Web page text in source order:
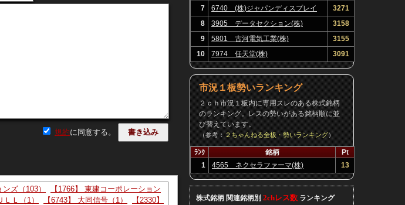
規約に同意する。
ズ（103）
【1766】 東建コーポレーション
ＬＬ（1） 【6743】 大同信号（1）
【2330】
7
6740 (株)ジャパンディスプレイ
3271
8
3905 データセクション(株)
3158
9
5801 古河電気工業(株)
3155
10
7974 任天堂(株) 3091
市況１板勢いランキング
２ｃｈ市況１板内に専用スレのある株式銘柄
のランキング。レスの勢いがある銘柄順に並
び替えています。
（参考：２ちゃんねる全板・勢いランキング）
ﾗﾝｸ 銘柄
Pt
1
4565 ネクセラファーマ(株) 13
株式銘柄 関連銘柄別 2chレス数 ランキング